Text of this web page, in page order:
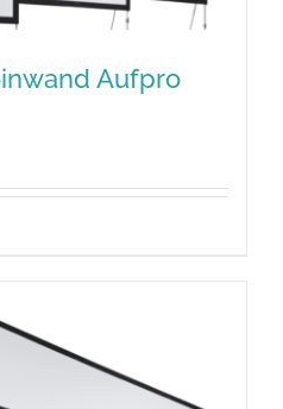
Aufpro